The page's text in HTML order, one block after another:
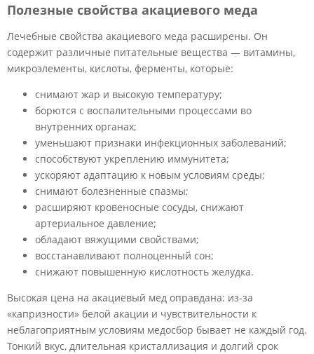
Полезные свойства акациевого меда
Лечебные свойства акациевого меда расширены. Он
содержит различные питательные вещества — витамины,
микроэлементы, кислоты, ферменты, которые:
снимают жар и высокую температуру;
борются с воспалительными процессами во
внутренних органах;
уменьшают признаки инфекционных заболеваний;
способствуют укреплению иммунитета;
ускоряют адаптацию к новым условиям среды;
снимают болезненные спазмы;
расширяют кровеносные сосуды, снижают
артериальное давление;
обладают вяжущими свойствами;
восстанавливают полноценный сон;
снижают повышенную кислотность желудка.
Высокая цена на акациевый мед оправдана: из-за
«капризности» белой акации и чувствительности к
неблагоприятным условиям медосбор бывает не каждый год.
Тонкий вкус, длительная кристаллизация и долгий срок